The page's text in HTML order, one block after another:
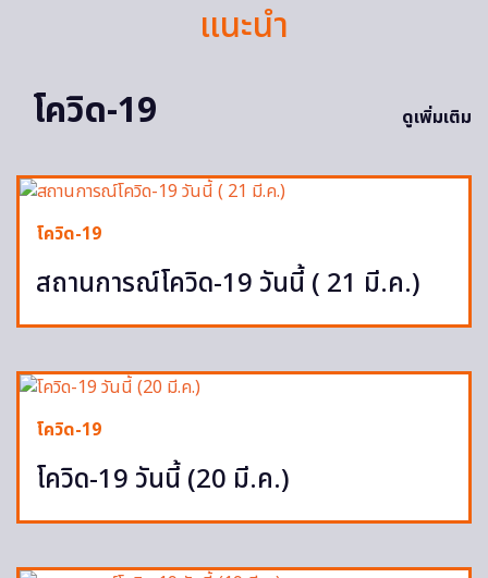
แนะนำ
โควิด-19
ดูเพิ่มเติม
โควิด-19
สถานการณ์โควิด-19 วันนี้ ( 21 มี.ค.)
โควิด-19
โควิด-19 วันนี้ (20 มี.ค.)